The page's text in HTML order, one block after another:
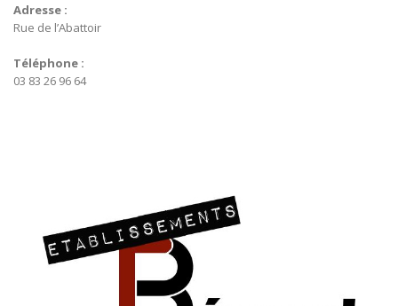
Adresse :
Rue de l’Abattoir
Téléphone :
03 83 26 96 64